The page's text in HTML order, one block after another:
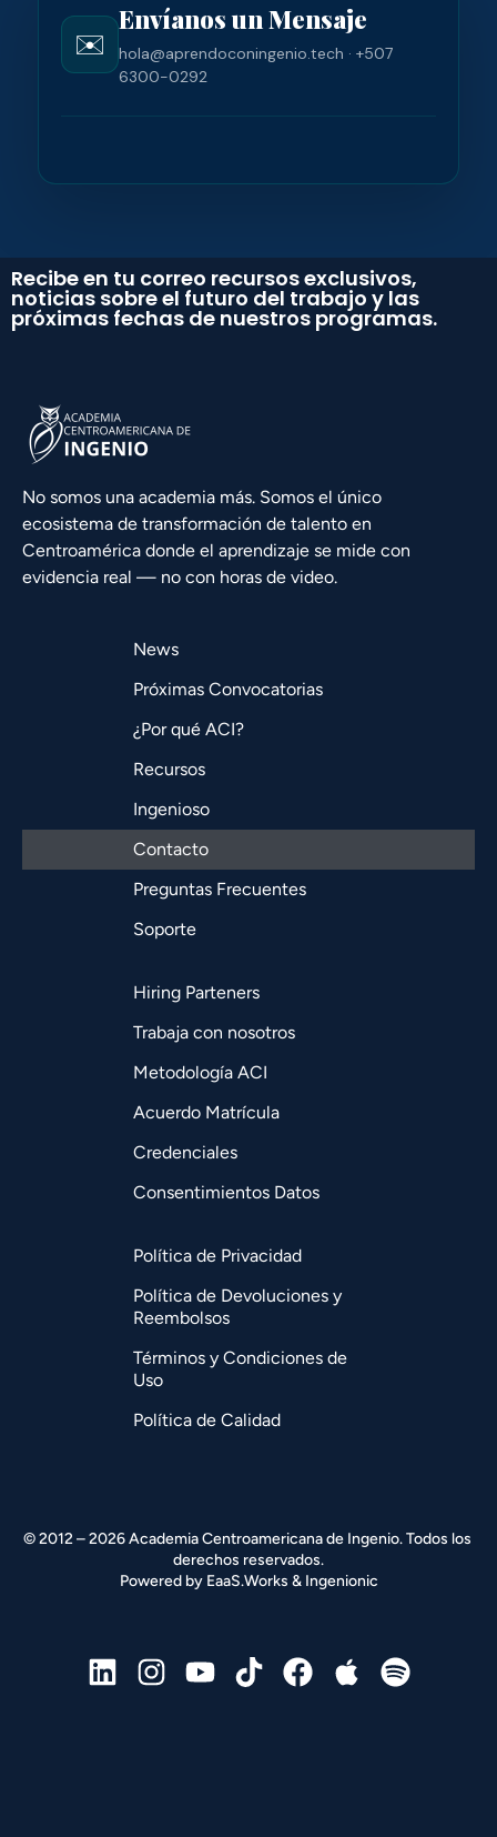
✉️
Envíanos un Mensaje
hola@aprendoconingenio.tech · +507
6300-0292
Recibe en tu correo recursos exclusivos,
noticias sobre el futuro del trabajo y las
próximas fechas de nuestros programas.
No somos una academia más. Somos el único
ecosistema de transformación de talento en
Centroamérica donde el aprendizaje se mide con
evidencia real — no con horas de video.
News
Próximas Convocatorias
¿Por qué ACI?
Recursos
Ingenioso
Contacto
Preguntas Frecuentes
Soporte
Hiring Parteners
Trabaja con nosotros
Metodología ACI
Acuerdo Matrícula
Credenciales
Consentimientos Datos
Política de Privacidad
Política de Devoluciones y
Reembolsos
Términos y Condiciones de
Uso
Política de Calidad
© 2012 – 2026 Academia Centroamericana de Ingenio. Todos los
derechos reservados.
Powered by EaaS.Works & Ingenionic